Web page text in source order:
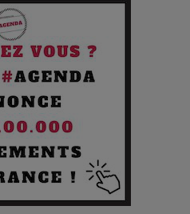
Créatives Deviennent les
pour des vacances sportives
: Lola Volonakis, l'Artiste du